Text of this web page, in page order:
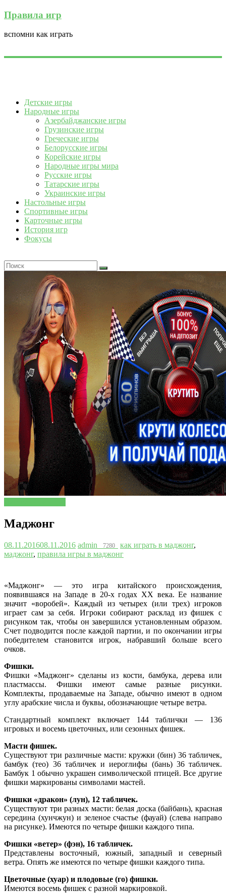
Правила игр
вспомни как играть
Детские игры
Народные игры
Азербайджанские игры
Грузинские игры
Греческие игры
Белорусские игры
Корейские игры
Народные игры мира
Русские игры
Татарские игры
Украинские игры
Настольные игры
Спортивные игры
Карточные игры
История игр
Фокусы
Маджонг
08.11.201608.11.2016 admin 7280 как играть в маджонг,
маджонг, правила игры в маджонг
«Маджонг» — это игра китайского происхождения,
появившаяся на Западе в 20-х годах XX века. Ее название
значит «воробей». Каждый из четырех (или трех) игроков
играет сам за себя. Игроки собирают расклад из фишек с
рисунком так, чтобы он завершился установленным образом.
Счет подводится после каждой партии, и по окончании игры
победителем становится игрок, набравший больше всего
очков.
Фишки.
Фишки «Маджонг» сделаны из кости, бамбука, дерева или
пластмассы. Фишки имеют самые разные рисунки.
Комплекты, продаваемые на Западе, обычно имеют в одном
углу арабские числа и буквы, обозначающие четыре ветра.
Стандартный комплект включает 144 таблички — 136
игровых и восемь цветочных, или сезонных фишек.
Масти фишек.
Существуют три различные масти: кружки (бин) 36 табличек,
бамбук (тео) 36 табличек и иероглифы (бань) 36 табличек.
Бамбук 1 обычно украшен символической птицей. Все другие
фишки маркированы символами мастей.
Фишки «дракон» (лун), 12 табличек.
Существуют три разных масти: белая доска (байбань), красная
середина (хунчжун) и зеленое счастье (фауай) (слева направо
на рисунке). Имеются по четыре фишки каждого типа.
Фишки «ветер» (фэн), 16 табличек.
Представлены восточный, южный, западный и северный
ветра. Опять же имеются по четыре фишки каждого типа.
Цветочные (хуар) и плодовые (го) фишки.
Имеются восемь фишек с разной маркировкой.